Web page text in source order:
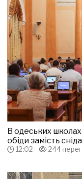
В одеських школах
обіди замість
12:02 244